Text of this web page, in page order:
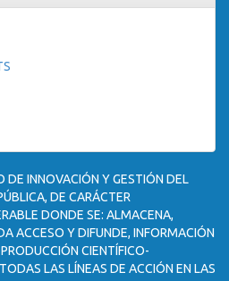
DE INNOVACIÓN Y GESTIÓN DEL
DE CARÁCTER
DONDE SE: ALMACENA,
ACCESO Y DIFUNDE, INFORMACIÓN
CIENTÍFICO-
LAS LÍNEAS DE ACCIÓN EN LAS